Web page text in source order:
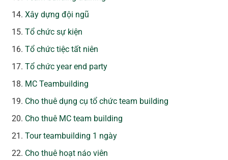
Xây dựng đội ngũ
Tổ chức sự kiện
Tổ chức tiệc tất niên
Tổ chức year end party
MC Teambuilding
Cho thuê dụng cụ tổ chức team building
Cho thuê MC team building
Tour teambuilding 1 ngày
Cho thuê hoạt náo viên